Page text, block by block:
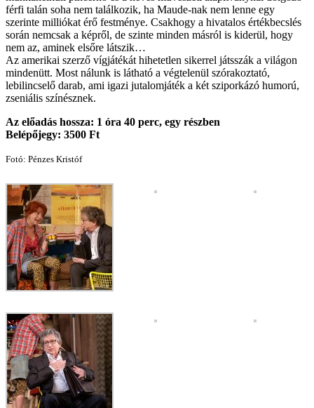
férfi talán soha nem talál­kozik, ha Maude-nak nem lenne egy
szerinte milliókat érő festménye. Csakhogy a hivatalos értékbecslés
során nemcsak a képről, de szinte minden másról is kiderül, hogy
nem az, aminek elsőre látszik…
Az amerikai szerző vígjátékát hihetetlen sikerrel játsszák a világon
mindenütt. Most nálunk is látható a végtelenül szórakoztató,
lebilincselő darab, ami igazi jutalomjáték a két sziporkázó humorú,
zseniális színésznek.
Az előadás hossza: 1 óra 40 perc, egy részben
Belépőjegy: 3500 Ft
Fotó: Pénzes Kristóf